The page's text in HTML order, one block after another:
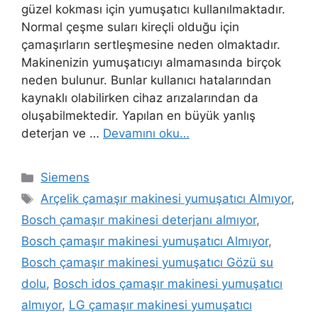
güzel kokması için yumuşatıcı kullanılmaktadır.
Normal çeşme suları kireçli olduğu için
çamaşırların sertleşmesine neden olmaktadır.
Makinenizin yumuşatıcıyı almamasında birçok
neden bulunur. Bunlar kullanıcı hatalarından
kaynaklı olabilirken cihaz arızalarından da
oluşabilmektedir. Yapılan en büyük yanlış
deterjan ve … Devamını oku…
Kategoriler
Siemens
Etiketler
Arçelik çamaşır makinesi yumuşatıcı Almıyor,
Bosch çamaşır makinesi deterjanı almıyor,
Bosch çamaşır makinesi yumuşatıcı Almıyor,
Bosch çamaşır makinesi yumuşatıcı Gözü su
dolu, Bosch idos çamaşır makinesi yumuşatıcı
almıyor, LG çamaşır makinesi yumuşatıcı